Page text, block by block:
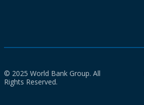
© 2025 World Bank Group. All
Rights Reserved.